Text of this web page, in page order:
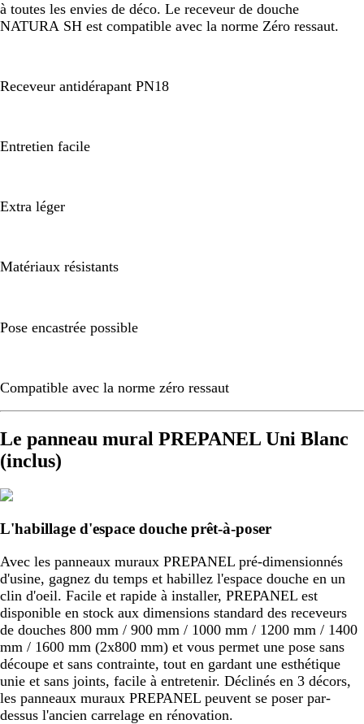
à toutes les envies de déco. Le receveur de douche
NATURA SH est compatible avec la norme Zéro ressaut.
Receveur antidérapant PN18
Entretien facile
Extra léger
Matériaux résistants
Pose encastrée possible
Compatible avec la norme zéro ressaut
Le panneau mural PREPANEL Uni Blanc
(inclus)
L'habillage d'espace douche prêt-à-poser
Avec les panneaux muraux PREPANEL pré-dimensionnés
d'usine, gagnez du temps et habillez l'espace douche en un
clin d'oeil. Facile et rapide à installer, PREPANEL est
disponible en stock aux dimensions standard des receveurs
de douches 800 mm / 900 mm / 1000 mm / 1200 mm / 1400
mm / 1600 mm (2x800 mm) et vous permet une pose sans
découpe et sans contrainte, tout en gardant une esthétique
unie et sans joints, facile à entretenir. Déclinés en 3 décors,
les panneaux muraux PREPANEL peuvent se poser par-
dessus l'ancien carrelage en rénovation.